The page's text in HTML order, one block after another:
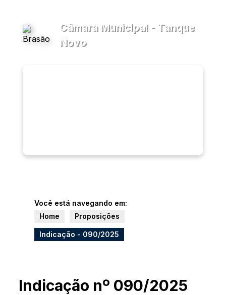
Câmara Municipal - Tanque
Novo
Você está navegando em:
Home
Proposições
Indicação - 090/2025
Indicação nº 090/2025